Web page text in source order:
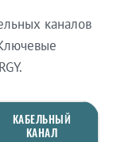
каналов
КАБЕЛЬНЫЙ
КАНАЛ